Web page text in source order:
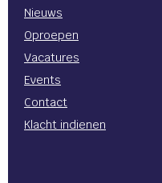
Nieuws
Oproepen
Vacatures
Events
Contact
Klacht indienen